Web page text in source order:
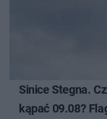
Sinice Stegna.
kąpać 09.08?